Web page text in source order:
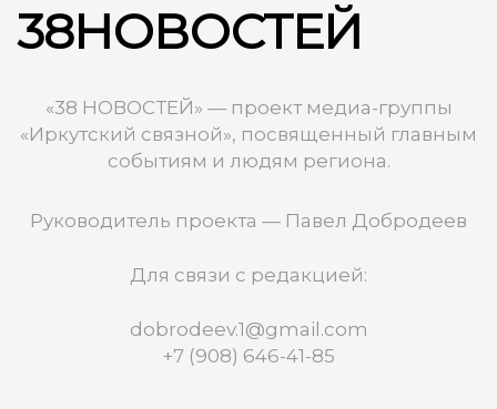
38НОВОСТЕЙ
«38 НОВОСТЕЙ» — проект медиа-группы
«Иркутский связной», посвященный главным
событиям и людям региона.
Руководитель проекта — Павел Добродеев
Для связи с редакцией:
dobrodeev.1@gmail.com
+7 (908) 646-41-85